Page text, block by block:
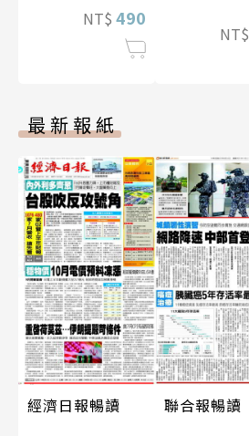
NT$ 490
NT$
最新報紙
經濟日報暢讀 聯合報暢讀